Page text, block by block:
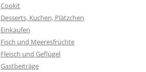
Cookit
Desserts, Kuchen, Plätzchen
Einkaufen
Fisch und Meeresfrüchte
Fleisch und Geflügel
Gastbeiträge